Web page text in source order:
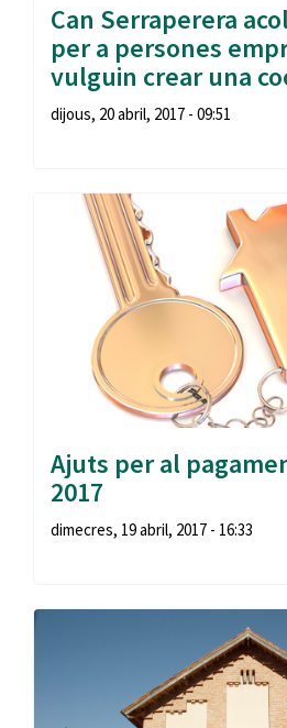
Can Serraperera
per a persones
vulguin crear una
dijous, 20 abril, 2017 - 09:51
Ajuts per al
2017
dimecres, 19 abril, 2017 - 16:33